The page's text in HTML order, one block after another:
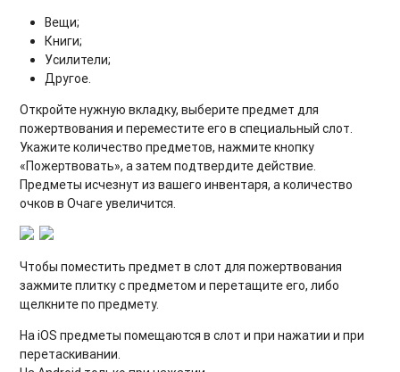
Вещи;
Книги;
Усилители;
Другое.
Откройте нужную вкладку, выберите предмет для
пожертвования и переместите его в специальный слот.
Укажите количество предметов, нажмите кнопку
«Пожертвовать», а затем подтвердите действие.
Предметы исчезнут из вашего инвентаря, а количество
очков в Очаге увеличится.
Чтобы поместить предмет в слот для пожертвования
зажмите плитку с предметом и перетащите его, либо
щелкните по предмету.
На iOS предметы помещаются в слот и при нажатии и при
перетаскивании.